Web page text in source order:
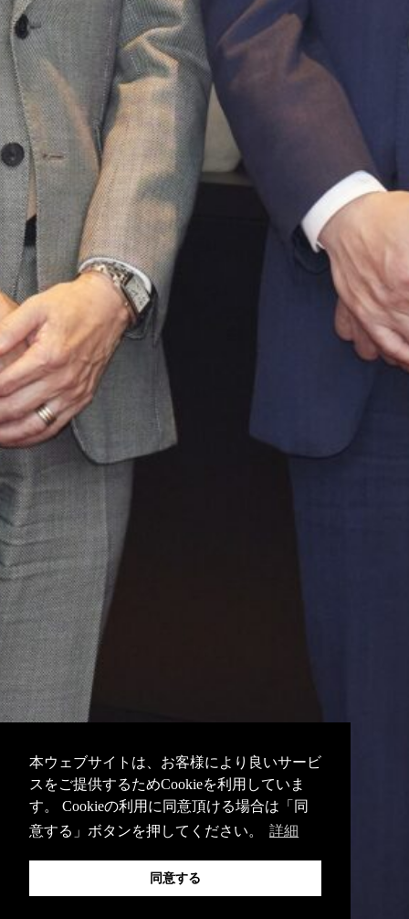
本ウェブサイトは、お客様により良いサービ
スをご提供するためCookieを利用していま
す。 Cookieの利用に同意頂ける場合は「同
意する」ボタンを押してください。
詳細
同意する